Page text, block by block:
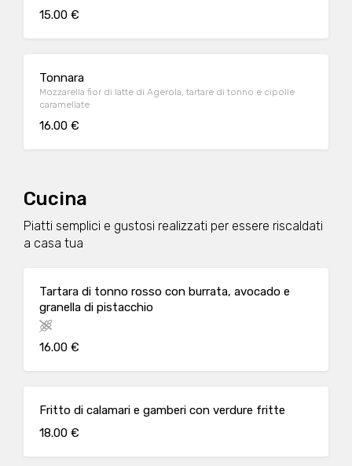
15.00 €
Tonnara
Mozzarella fior di latte di Agerola, tartare di tonno e cipolle
caramellate
16.00 €
Cucina
Piatti semplici e gustosi realizzati per essere riscaldati
a casa tua
Tartara di tonno rosso con burrata, avocado e
granella di pistacchio
16.00 €
Fritto di calamari e gamberi con verdure fritte
18.00 €